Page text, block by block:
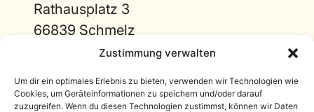
Zustimmung verwalten
Um dir ein optimales Erlebnis zu bieten, verwenden wir Technologien wie
Cookies, um Geräteinformationen zu speichern und/oder darauf
zuzugreifen. Wenn du diesen Technologien zustimmst, können wir Daten
Rathausplatz 3
66839 Schmelz
Zimmer-Patenschaften